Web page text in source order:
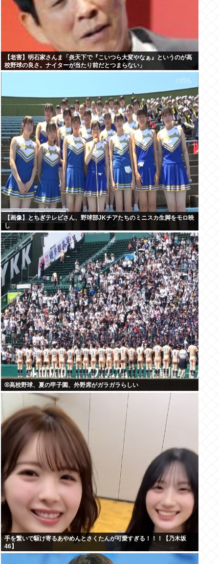
【老害】明石家さんま「炎天下で『こいつら大変やなぁ』というのが高
校野球の良さ。ナイターが当たり前だとつまらない」
【画像】とちぎテレビさん、野球部JKチアたちのミニスカ生脚をモロ映
し
⚾高校野球、夏の甲子園、外野席がガラガラらしい
手を繋いで駆け寄るあやめんとさくたんが可愛すぎる！！！【乃木坂
46】